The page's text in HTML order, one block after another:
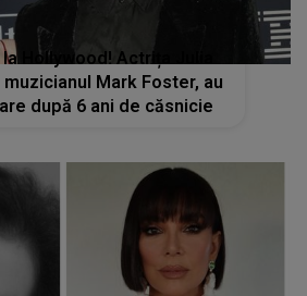
Hollywood! Actrița Julia
Mark Foster, au
după 6 ani de căsnicie